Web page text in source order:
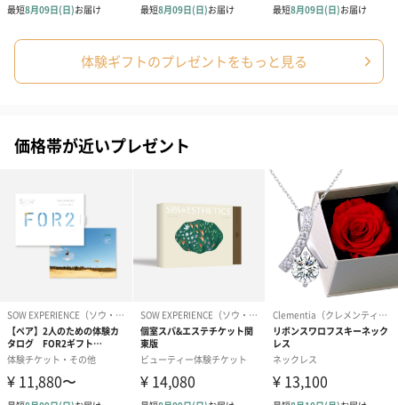
体験ギフトのプレゼントをもっと見る
価格帯が近いプレゼント